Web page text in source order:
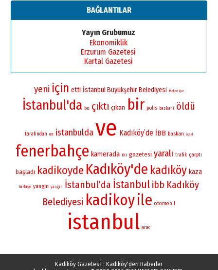
BAĞLANTILAR
Yayın Grubumuz
Ekonomiklik
Erzurum Gazetesi
Kartal Gazetesi
yeni için etti İstanbul Büyükşehir Belediyesi Belediye
İstanbul'da bu çıktı çıkan bir polis baskani öldü
tarafından en istanbuldave Kadıköy’de İBB baskan özel
fenerbahçe kamerada iki gazetesi yaralı trafik çarptı
başladı kadikoyde Kadıköy'de kadıköy kaza
turkiye yangin yangın İstanbul’da İstanbul ibb Kadıköy
Belediyesi kadikoyile otomobil
istanbul arac
Kadıköy Gazetesİ - Kadıköy'den Haberler